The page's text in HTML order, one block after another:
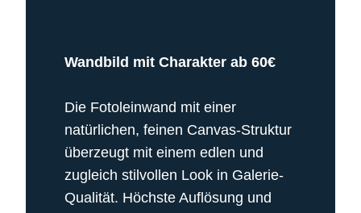
Wandbild mit Charakter ab 60€
Die Fotoleinwand mit einer
natürlichen, feinen Canvas-Struktur
überzeugt mit einem edlen und
zugleich stilvollen Look in Galerie-
Qualität. Höchste Auflösung und